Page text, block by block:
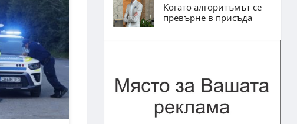
Когато алгоритъмът се
превърне в присъда